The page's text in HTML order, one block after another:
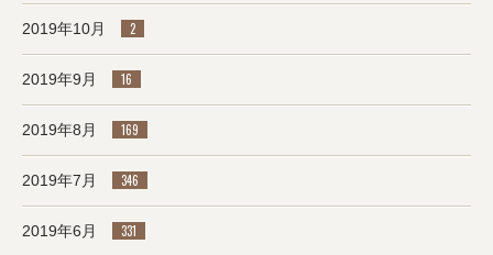
2019年10月 2
2019年9月 16
2019年8月 169
2019年7月 346
2019年6月 331